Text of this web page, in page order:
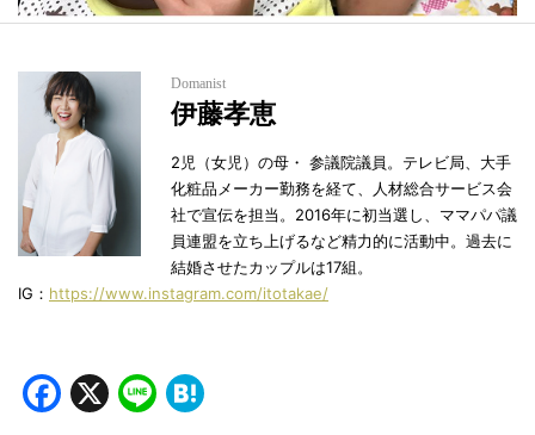
Domanist
伊藤孝恵
2児（女児）の母・ 参議院議員。テレビ局、大手
化粧品メーカー勤務を経て、人材総合サービス会
社で宣伝を担当。2016年に初当選し、ママパパ議
員連盟を立ち上げるなど精力的に活動中。過去に
結婚させたカップルは17組。
IG： https://www.instagram.com/itotakae/
Facebook
X Line